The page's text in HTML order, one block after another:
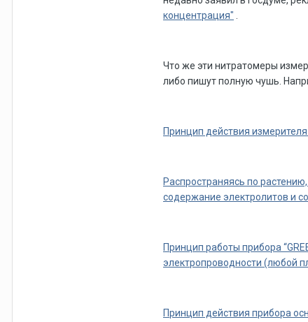
концентрация"
Что же эти нитратомеры
либо пишут полную чушь.
Принцип действия
Распространяясь по
содержание электролитов и
Принцип работы прибора
электропроводности (любой
Принцип действия прибора